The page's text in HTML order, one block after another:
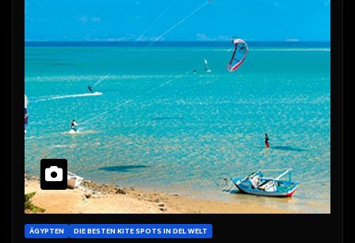
ÄGYPTEN DIE BESTEN KITE SPOTS IN DEL WELT